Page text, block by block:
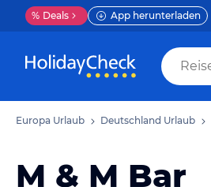
% Deals App herunterladen
Europa Urlaub Deutschland Urlaub
M & M Bar